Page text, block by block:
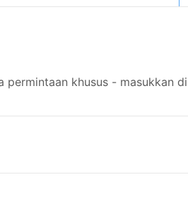
permintaan khusus - masukkan